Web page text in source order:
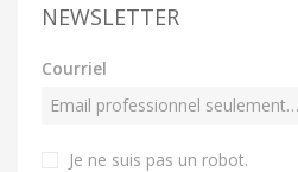
NEWSLETTER
Courriel
Je ne suis pas un robot.